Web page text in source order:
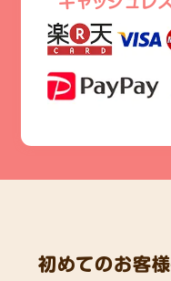
初めてのお客